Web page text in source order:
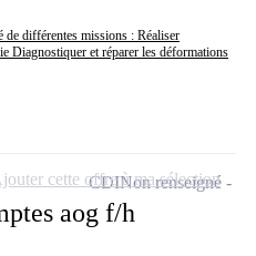
différentes missions : Réaliser
Diagnostiquer et réparer les déformations
aog f/h
CDINon renseigné
cette offre à ma sélection